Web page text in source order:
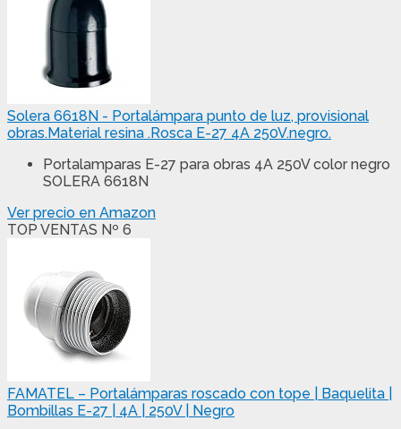
Solera 6618N - Portalámpara punto de luz, provisional
obras.Material resina .Rosca E-27 4A 250V.negro.
Portalamparas E-27 para obras 4A 250V color negro
SOLERA 6618N
Ver precio en Amazon
TOP VENTAS Nº 6
FAMATEL – Portalámparas roscado con tope | Baquelita |
Bombillas E-27 | 4A | 250V | Negro